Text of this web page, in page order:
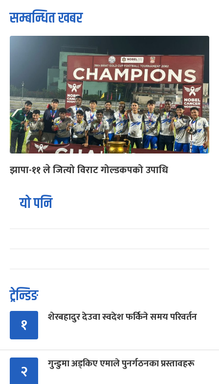
सम्बन्धित खबर
झापा-११ ले जित्यो विराट गोल्डकपको उपाधि
यो पनि
ट्रेन्डिङ
१ शेरबहादुर देउवा स्वदेश फर्किने समय परिवर्तन
२ गुन्डुमा अड्किए एमाले पुनर्गठनका प्रस्तावहरू